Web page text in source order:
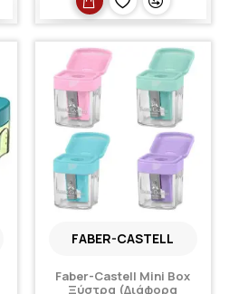
FABER-CASTELL
Faber-Castell Mini Box
Ξύστρα (Διάφορα